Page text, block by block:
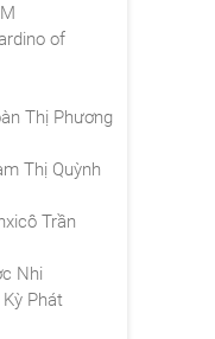
of
Thị Phương
Thị Quỳnh
Trần
Nhi
Phát